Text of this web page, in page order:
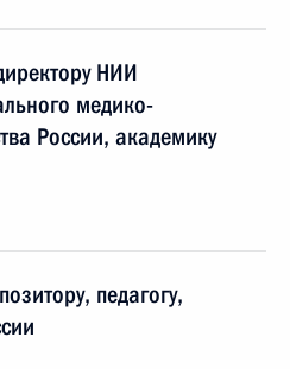
НИИ
медико-
России, академику
педагогу,